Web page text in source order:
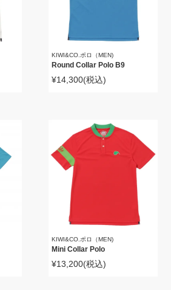
KIWI&CO.ポロ（MEN)
Round Collar Polo B9
¥14,300(税込)
KIWI&CO.ポロ（MEN)
Mini Collar Polo
¥13,200(税込)